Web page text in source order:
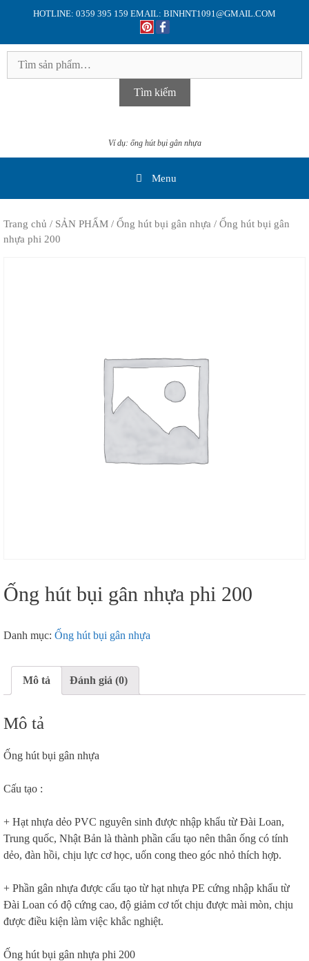
HOTLINE: 0359 395 159 EMAIL: BINHNT1091@GMAIL.COM
Tìm
Tìm kiếm
Ví dụ: ống hút bụi gân nhựa
Menu
Trang chủ / SẢN PHẨM / Ống hút bụi gân nhựa / Ống hút bụi gân
nhựa phi 200
Ống hút bụi gân nhựa phi 200
Danh mục: Ống hút bụi gân nhựa
Mô tả Đánh giá (0)
Mô tả
Ống hút bụi gân nhựa
Cấu tạo :
+ Hạt nhựa dẻo PVC nguyên sinh được nhập khẩu từ Đài Loan,
Trung quốc, Nhật Bản là thành phần cấu tạo nên thân ống có tính
dẻo, đàn hồi, chịu lực cơ học, uốn cong theo góc nhỏ thích hợp.
+ Phần gân nhựa được cấu tạo từ hạt nhựa PE cứng nhập khẩu từ
Đài Loan có độ cứng cao, độ giảm cơ tốt chịu được mài mòn, chịu
được điều kiện làm việc khắc nghiệt.
Ống hút bụi gân nhựa phi 200